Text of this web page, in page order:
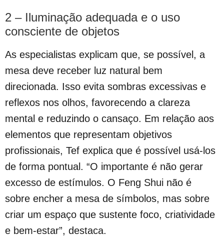
2 – Iluminação adequada e o uso
consciente de objetos
As especialistas explicam que, se possível, a
mesa deve receber luz natural bem
direcionada. Isso evita sombras excessivas e
reflexos nos olhos, favorecendo a clareza
mental e reduzindo o cansaço. Em relação aos
elementos que representam objetivos
profissionais, Tef explica que é possível usá-los
de forma pontual. “O importante é não gerar
excesso de estímulos. O Feng Shui não é
sobre encher a mesa de símbolos, mas sobre
criar um espaço que sustente foco, criatividade
e bem-estar”, destaca.